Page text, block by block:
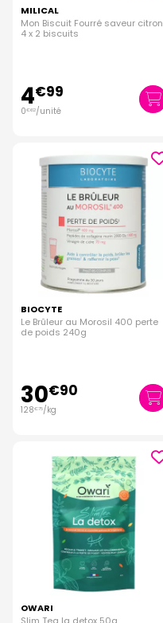
MILICAL
Mon Biscuit Fourré saveur citron
4 x 2 biscuits
4€99
0€62/unité
BIOCYTE
Le Brûleur au Morosil 400 perte
de poids 240g
30€90
128€75/kg
OWARI